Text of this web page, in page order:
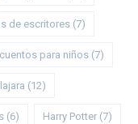
de escritores (7)
cuentos para niños (7)
(12)
(6) Harry Potter (7)